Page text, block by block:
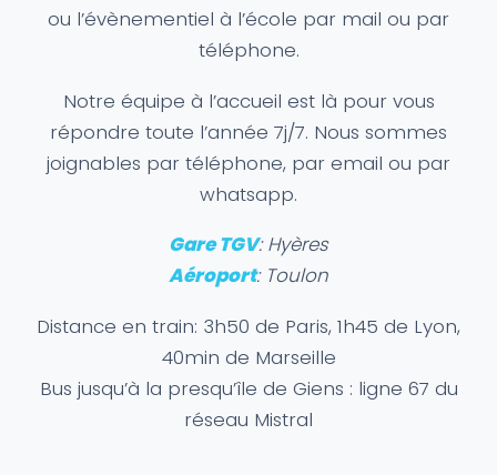
ou l’évènementiel à l’école par mail ou par
téléphone.
Notre équipe à l’accueil est là pour vous
répondre toute l’année 7j/7. Nous sommes
joignables par téléphone, par email ou par
whatsapp.
Gare TGV: Hyères
Aéroport: Toulon
Distance en train: 3h50 de Paris, 1h45 de Lyon,
40min de Marseille
Bus jusqu’à la presqu’île de Giens : ligne 67 du
réseau Mistral